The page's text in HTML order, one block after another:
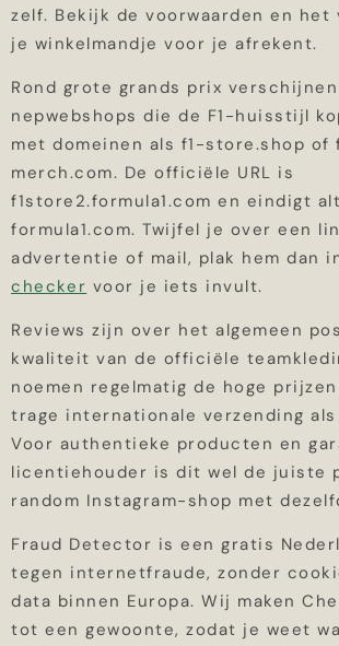
zelf. Bekijk de voorwaarden en het
je winkelmandje voor je afrekent.
Rond grote grands prix
nepwebshops die de F1-huisstijl
met domeinen als f1-store.shop of
merch.com. De officiële URL is
f1store2.formula1.com en eindigt
formula1.com. Twijfel je over een
advertentie of mail, plak hem dan
checker voor je iets invult.
Reviews zijn over het algemeen
kwaliteit van de officiële
noemen regelmatig de hoge
trage internationale verzending
Voor authentieke producten en
licentiehouder is dit wel de juiste
random Instagram-shop met
Fraud Detector is een gratis
tegen internetfraude, zonder
data binnen Europa. Wij maken
tot een gewoonte, zodat je weet